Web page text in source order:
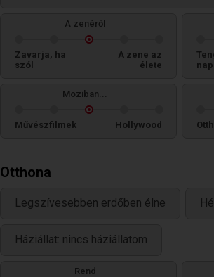
A zenéről
Zavarja, ha
szól
A zene az
élete
Moziban...
Művészfilmek Hollywood
Otthona
Legszívesebben erdőben élne
Háziállat: nincs háziállatom
Rend